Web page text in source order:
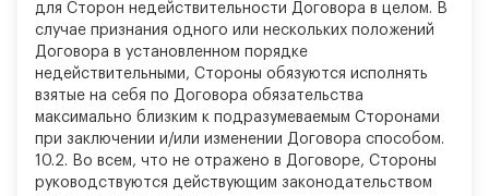
для Сторон недействительности Договора в целом. В
случае признания одного или нескольких положений
Договора в установленном порядке
недействительными, Стороны обязуются исполнять
взятые на себя по Договора обязательства
максимально близким к подразумеваемым Сторонами
при заключении и/или изменении Договора способом.
10.2. Во всем, что не отражено в Договоре, Стороны
руководствуются действующим законодательством